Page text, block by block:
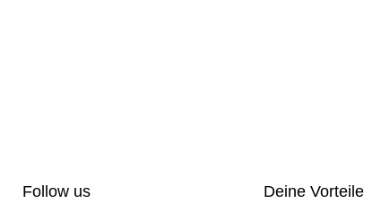
Follow us Deine Vorteile